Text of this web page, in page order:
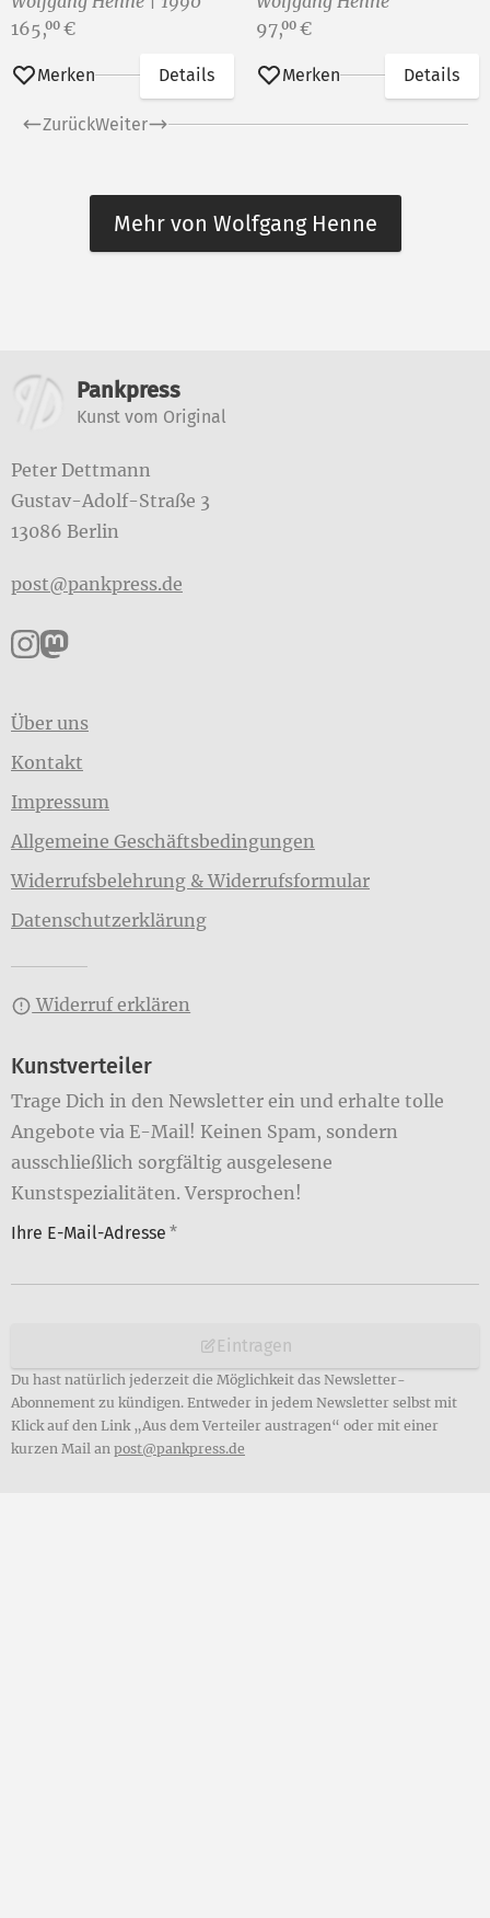
Preis:
165,00 €
Merken Details
Preis:
97,00 €
Merken Details
ZurückWeiter
Mehr von Wolfgang Henne
Weitere Informationen
Pankpress
Kunst vom Original
Peter Dettmann
Gustav-Adolf-Straße 3
13086 Berlin
post@pankpress.de
Pankpress auf Instagram
Pankpress auf Mastodon
Über uns
Kontakt
Impressum
Allgemeine Geschäftsbedingungen
Widerrufsbelehrung & Widerrufsformular
Datenschutzerklärung
Widerruf erklären
Kunstverteiler
Trage Dich in den Newsletter ein und erhalte tolle
Angebote via E-Mail! Keinen Spam, sondern
ausschließlich sorgfältig ausgelesene
Kunstspezialitäten. Versprochen!
Ihre E-Mail-Adresse *
Eintragen
Du hast natürlich jederzeit die Möglichkeit das Newsletter-
Abonnement zu kündigen. Entweder in jedem Newsletter selbst mit
Klick auf den Link „Aus dem Verteiler austragen“ oder mit einer
kurzen Mail an post@pankpress.de